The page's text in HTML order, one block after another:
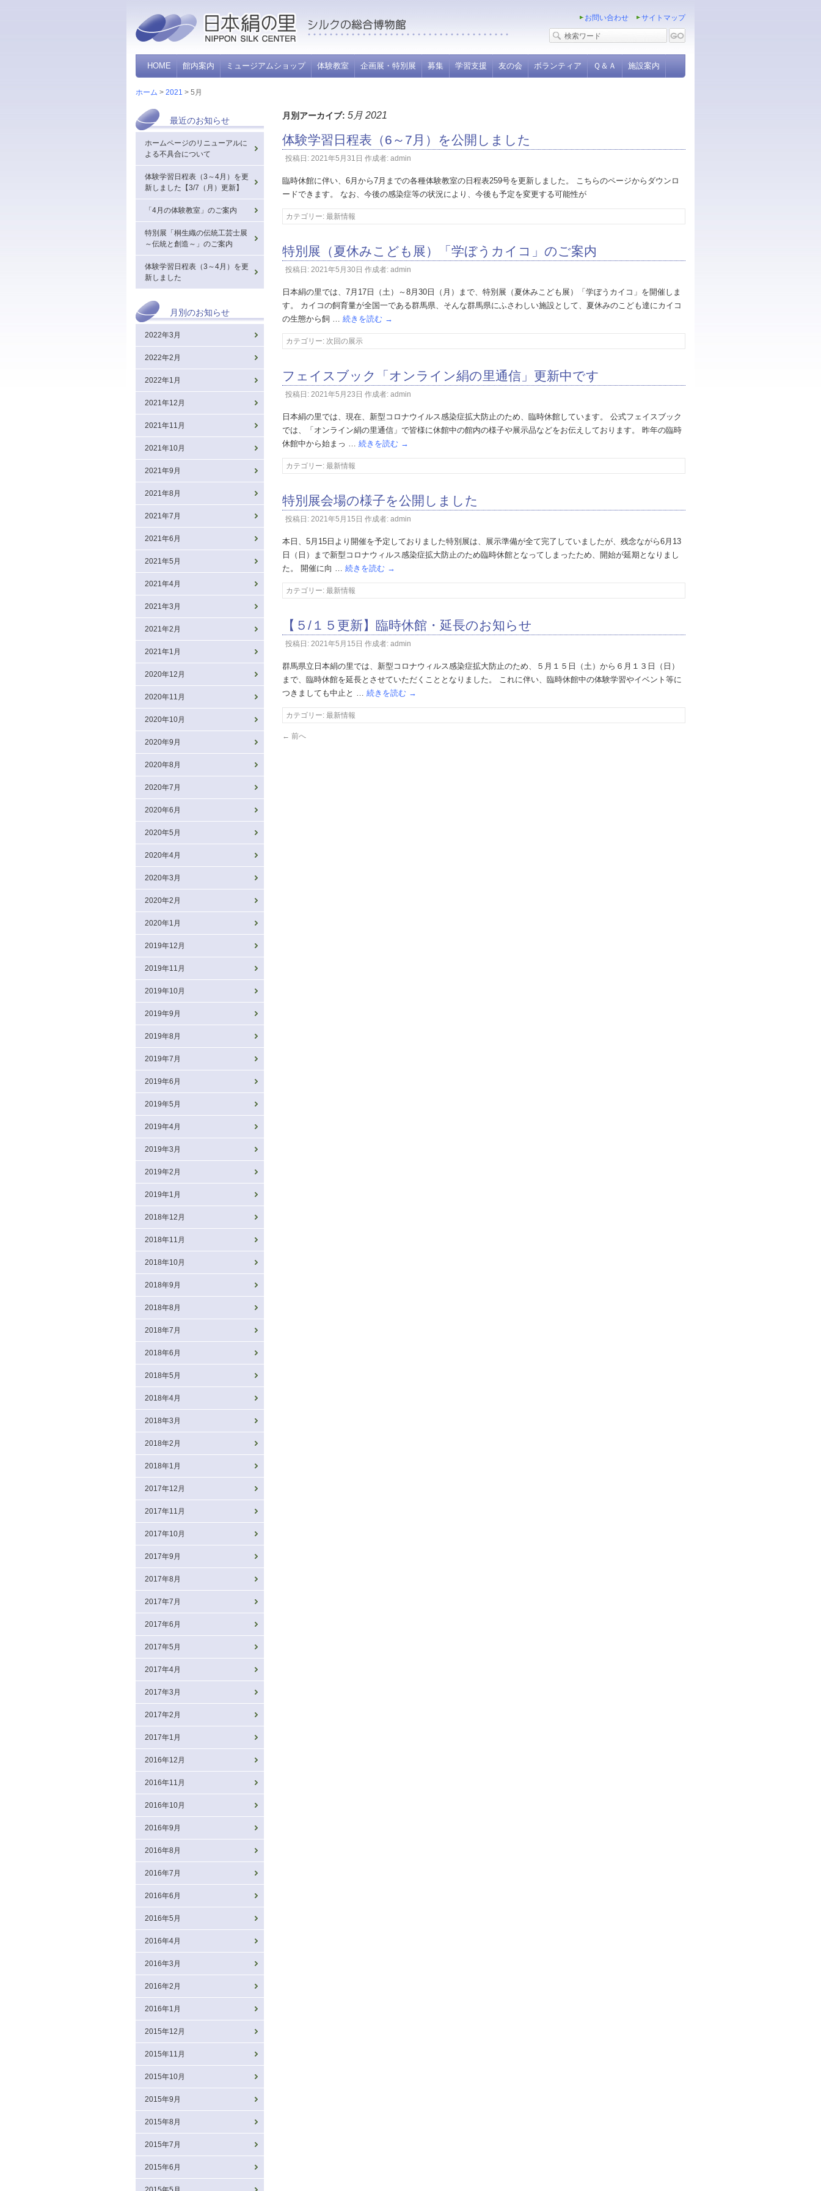
群馬県立日本絹の里神秘の糸に出逢う里
お問い合わせ サイトマップ
HOME 館内案内 ミュージアムショップ 体験教室 企画展・特別展 募集 学習支援 友の会 ボランティア Ｑ＆Ａ 施設案内
ホーム > 2021 > 5月
月別アーカイブ: 5月 2021
体験学習日程表（6～7月）を公開しました
投稿日: 2021年5月31日 作成者: admin
臨時休館に伴い、6月から7月までの各種体験教室の日程表259号を更新しました。 こちらのページからダウンロ
ードできます。 なお、今後の感染症等の状況により、今後も予定を変更する可能性が
カテゴリー: 最新情報
特別展（夏休みこども展）「学ぼうカイコ」のご案内
投稿日: 2021年5月30日 作成者: admin
日本絹の里では、7月17日（土）～8月30日（月）まで、特別展（夏休みこども展）「学ぼうカイコ」を開催しま
す。 カイコの飼育量が全国一である群馬県、そんな群馬県にふさわしい施設として、夏休みのこども達にカイコ
の生態から飼 … 続きを読む →
カテゴリー: 次回の展示
フェイスブック「オンライン絹の里通信」更新中です
投稿日: 2021年5月23日 作成者: admin
日本絹の里では、現在、新型コロナウイルス感染症拡大防止のため、臨時休館しています。 公式フェイスブック
では、「オンライン絹の里通信」で皆様に休館中の館内の様子や展示品などをお伝えしております。 昨年の臨時
休館中から始まっ … 続きを読む →
カテゴリー: 最新情報
特別展会場の様子を公開しました
投稿日: 2021年5月15日 作成者: admin
本日、5月15日より開催を予定しておりました特別展は、展示準備が全て完了していましたが、残念ながら6月13
日（日）まで新型コロナウィルス感染症拡大防止のため臨時休館となってしまったため、開始が延期となりまし
た。 開催に向 … 続きを読む →
カテゴリー: 最新情報
【５/１５更新】臨時休館・延長のお知らせ
投稿日: 2021年5月15日 作成者: admin
群馬県立日本絹の里では、新型コロナウィルス感染症拡大防止のため、５月１５日（土）から６月１３日（日）
まで、臨時休館を延長とさせていただくこととなりました。 これに伴い、臨時休館中の体験学習やイベント等に
つきましても中止と … 続きを読む →
カテゴリー: 最新情報
← 前へ
最近のお知らせ
ホームページのリニューアルに
よる不具合について
体験学習日程表（3～4月）を更
新しました【3/7（月）更新】
「4月の体験教室」のご案内
特別展「桐生織の伝統工芸士展
～伝統と創造～」のご案内
体験学習日程表（3～4月）を更
新しました
月別のお知らせ
2022年3月
2022年2月
2022年1月
2021年12月
2021年11月
2021年10月
2021年9月
2021年8月
2021年7月
2021年6月
2021年5月
2021年4月
2021年3月
2021年2月
2021年1月
2020年12月
2020年11月
2020年10月
2020年9月
2020年8月
2020年7月
2020年6月
2020年5月
2020年4月
2020年3月
2020年2月
2020年1月
2019年12月
2019年11月
2019年10月
2019年9月
2019年8月
2019年7月
2019年6月
2019年5月
2019年4月
2019年3月
2019年2月
2019年1月
2018年12月
2018年11月
2018年10月
2018年9月
2018年8月
2018年7月
2018年6月
2018年5月
2018年4月
2018年3月
2018年2月
2018年1月
2017年12月
2017年11月
2017年10月
2017年9月
2017年8月
2017年7月
2017年6月
2017年5月
2017年4月
2017年3月
2017年2月
2017年1月
2016年12月
2016年11月
2016年10月
2016年9月
2016年8月
2016年7月
2016年6月
2016年5月
2016年4月
2016年3月
2016年2月
2016年1月
2015年12月
2015年11月
2015年10月
2015年9月
2015年8月
2015年7月
2015年6月